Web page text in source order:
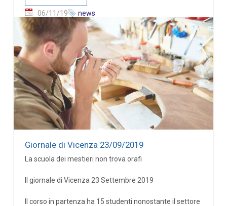
06/11/19 news
Giornale di Vicenza 23/09/2019
La scuola dei mestieri non trova orafi
Il giornale di Vicenza 23 Settembre 2019
Il corso in partenza ha 15 studenti nonostante il settore